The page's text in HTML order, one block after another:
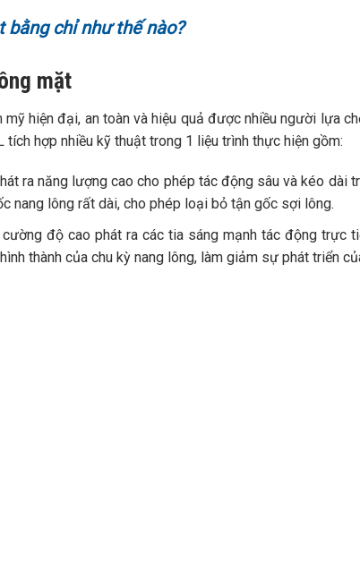
bằng chỉ như thế nào?
mặt
hiện đại, an toàn và hiệu quả được nhiều người lựa
tích hợp nhiều kỹ thuật trong 1 liệu trình thực hiện gồm:
ra năng lượng cao cho phép tác động sâu và kéo dài
nang lông rất dài, cho phép loại bỏ tận gốc sợi lông.
cường độ cao phát ra các tia sáng mạnh tác động trực
thành của chu kỳ nang lông, làm giảm sự phát triển